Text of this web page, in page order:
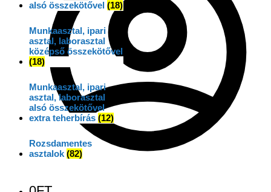
alsó összekötővel (18)
Munkaasztal, ipari
asztal, laborasztal
középső összekötővel
(18)
Munkaasztal, ipari
asztal, laborasztal
alsó összekötővel
extra teherbírás (12)
Rozsdamentes
asztalok (82)